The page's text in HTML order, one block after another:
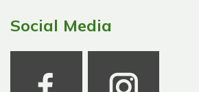
Social Media